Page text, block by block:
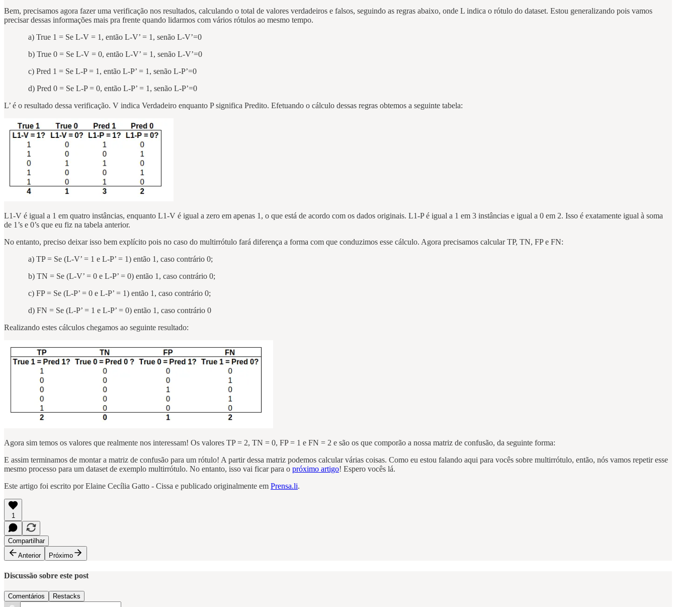
Bem, precisamos agora fazer uma verificação nos resultados, calculando o total de valores verdadeiros e falsos, seguindo as regras abaixo, onde L indica o rótulo do dataset. Estou generalizando pois vamos
precisar dessas informações mais pra frente quando lidarmos com vários rótulos ao mesmo tempo.
a) True 1 = Se L-V = 1, então L-V’ = 1, senão L-V’=0
b) True 0 = Se L-V = 0, então L-V’ = 1, senão L-V’=0
c) Pred 1 = Se L-P = 1, então L-P’ = 1, senão L-P’=0
d) Pred 0 = Se L-P = 0, então L-P’ = 1, senão L-P’=0
L’ é o resultado dessa verificação. V indica Verdadeiro enquanto P significa Predito. Efetuando o cálculo dessas regras obtemos a seguinte tabela:
L1-V é igual a 1 em quatro instâncias, enquanto L1-V é igual a zero em apenas 1, o que está de acordo com os dados originais. L1-P é igual a 1 em 3 instâncias e igual a 0 em 2. Isso é exatamente igual à soma
de 1’s e 0’s que eu fiz na tabela anterior.
No entanto, preciso deixar isso bem explícito pois no caso do multirrótulo fará diferença a forma com que conduzimos esse cálculo. Agora precisamos calcular TP, TN, FP e FN:
a) TP = Se (L-V’ = 1 e L-P’ = 1) então 1, caso contrário 0;
b) TN = Se (L-V’ = 0 e L-P’ = 0) então 1, caso contrário 0;
c) FP = Se (L-P’ = 0 e L-P’ = 1) então 1, caso contrário 0;
d) FN = Se (L-P’ = 1 e L-P’ = 0) então 1, caso contrário 0
Realizando estes cálculos chegamos ao seguinte resultado:
Agora sim temos os valores que realmente nos interessam! Os valores TP = 2, TN = 0, FP = 1 e FN = 2 e são os que comporão a nossa matriz de confusão, da seguinte forma:
E assim terminamos de montar a matriz de confusão para um rótulo! A partir dessa matriz podemos calcular várias coisas. Como eu estou falando aqui para vocês sobre multirrótulo, então, nós vamos repetir esse
mesmo processo para um dataset de exemplo multirrótulo. No entanto, isso vai ficar para o próximo artigo! Espero vocês lá.
Este artigo foi escrito por Elaine Cecília Gatto - Cissa e publicado originalmente em Prensa.li.
1
Compartilhar
Anterior
Próximo
Discussão sobre este post
Comentários Restacks